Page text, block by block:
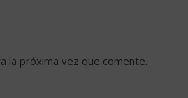
la próxima vez que comente.